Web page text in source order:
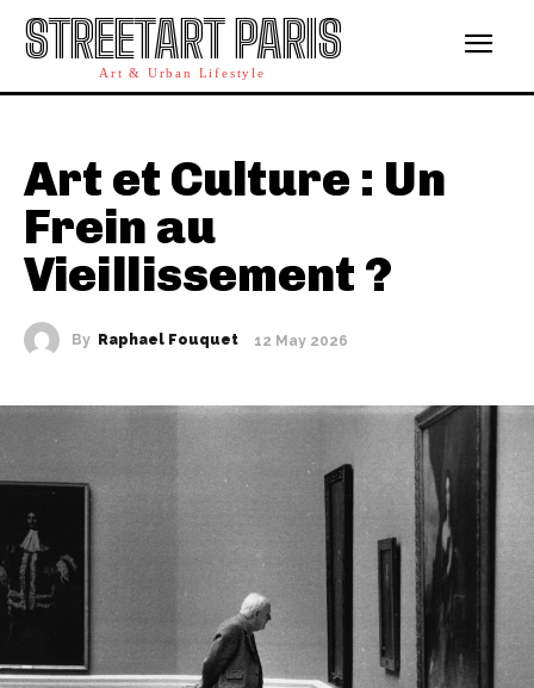
STREETART PARIS
Art & Urban Lifestyle
Art et Culture : Un
Frein au
Vieillissement ?
By Raphael Fouquet 12 May 2026